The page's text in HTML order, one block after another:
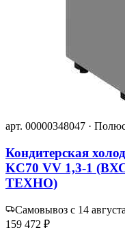
арт. 00000348047 ·
Кондитерская
KC70 VV 1,3-1
ТЕХНО)
Самовывоз с 14 августа
159 472 ₽